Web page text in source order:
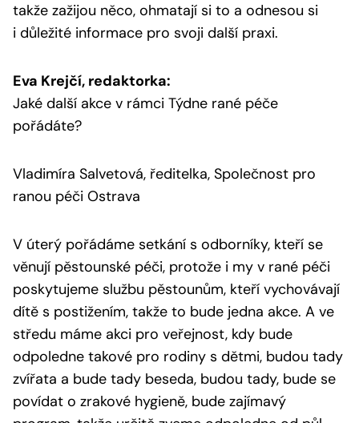
takže zažijou něco, ohmatají si to a odnesou si
i důležité informace pro svoji další praxi.
Eva Krejčí, redaktorka:
Jaké další akce v rámci Týdne rané péče
pořádáte?
Vladimíra Salvetová, ředitelka, Společnost pro
ranou péči Ostrava
V úterý pořádáme setkání s odborníky, kteří se
věnují pěstounské péči, protože i my v rané péči
poskytujeme službu pěstounům, kteří vychovávají
dítě s postižením, takže to bude jedna akce. A ve
středu máme akci pro veřejnost, kdy bude
odpoledne takové pro rodiny s dětmi, budou tady
zvířata a bude tady beseda, budou tady, bude se
povídat o zrakové hygieně, bude zajímavý